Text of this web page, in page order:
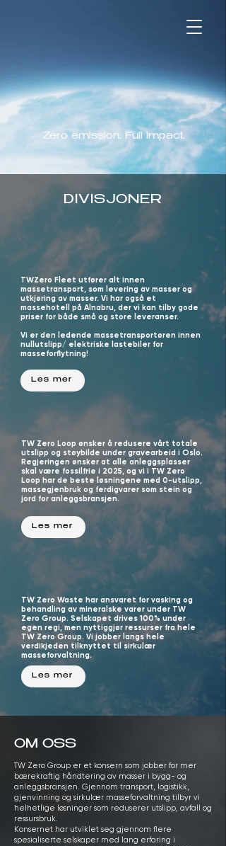
Zero emission. Full impact.
DIVISJONER
TWZero Fleet utfører alt innen
massetransport, som levering av masser og
utkjøring av masser. Vi har også et
massehotell på Alnabru, der vi kan tilby gode
priser for både små og store leveranser.
Vi er den ledende massetransportøren innen
nullutslipp/ elektriske lastebiler for
masseforflytning!
Les mer
TW Zero Loop ønsker å redusere vårt totale
utslipp og støybilde under gravearbeid i Oslo.
Regjeringen ønsker at alle anleggsplasser
skal være fossilfrie i 2025, og vi i TW Zero
Loop har de beste løsningene med 0-utslipp,
massegjenbruk og ferdigvarer som stein og
jord for anleggsbransjen.
Les mer
TW Zero Waste har ansvaret for vasking og
behandling av mineralske varer under TW
Zero Group. Selskapet drives 100% under
egen regi, men nyttiggjør ressurser fra hele
TW Zero Group. Vi jobber langs hele
verdikjeden tilknyttet til sirkulær
masseforvaltning.
Les mer
OM OSS
TW Zero Group er et konsern som jobber for mer
bærekraftig håndtering av masser i bygg- og
anleggsbransjen. Gjennom transport, logistikk,
gjenvinning og sirkulær masseforvaltning tilbyr vi
helhetlige løsninger som reduserer utslipp, avfall og
ressursbruk.
Konsernet har utviklet seg gjennom flere
spesialiserte selskaper med lang erfaring i